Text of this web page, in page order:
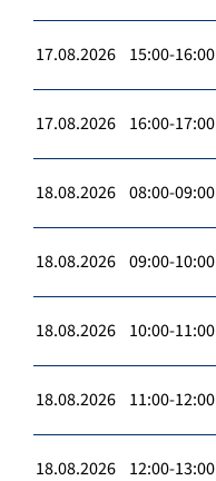
17.08.2026 15:00-16:00
17.08.2026 16:00-17:00
18.08.2026 08:00-09:00
18.08.2026 09:00-10:00
18.08.2026 10:00-11:00
18.08.2026 11:00-12:00
18.08.2026 12:00-13:00